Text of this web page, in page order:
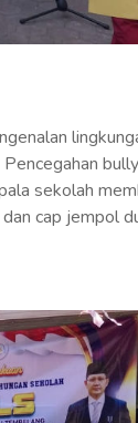
sekolah
cap jempol